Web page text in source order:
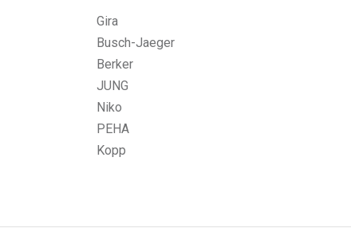
Gira
Busch-Jaeger
Berker
JUNG
Niko
PEHA
Kopp